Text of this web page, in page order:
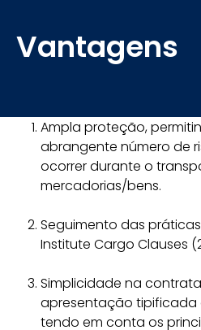
Ampla proteção,
abrangente número de
ocorrer durante o
mercadorias/bens.
Seguimento das
Institute Cargo Clauses
Simplicidade na
apresentação tipificada
tendo em conta os
Vantagens